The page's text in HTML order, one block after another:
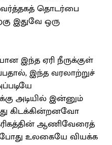
தொடர்பை
இதுவே ஒரு
இந்த ஏரி நீருக்குள்
இந்த வரலாற்றுச்
அடியில் இன்னும்
கிடக்கின்றனவோ
ஆணிவேரைத்
உலகையே வியக்க